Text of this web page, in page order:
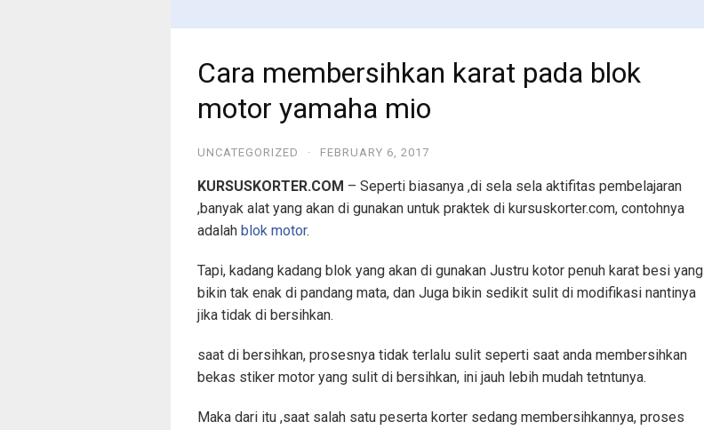
Cara membersihkan karat pada blok
motor yamaha mio
UNCATEGORIZED · FEBRUARY 6, 2017
KURSUSKORTER.COM – Seperti biasanya ,di sela sela aktifitas pembelajaran
,banyak alat yang akan di gunakan untuk praktek di kursuskorter.com, contohnya
adalah blok motor.
Tapi, kadang kadang blok yang akan di gunakan Justru kotor penuh karat besi yang
bikin tak enak di pandang mata, dan Juga bikin sedikit sulit di modifikasi nantinya
jika tidak di bersihkan.
saat di bersihkan, prosesnya tidak terlalu sulit seperti saat anda membersihkan
bekas stiker motor yang sulit di bersihkan, ini jauh lebih mudah tetntunya.
Maka dari itu ,saat salah satu peserta korter sedang membersihkannya, proses